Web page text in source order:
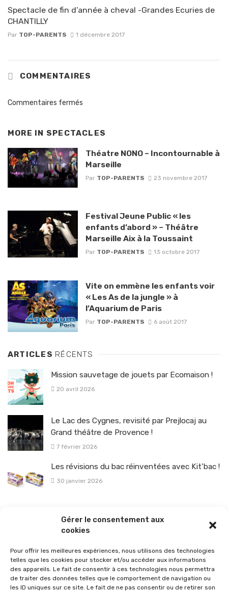
Gérer le consentement aux
cookies
Pour offrir les meilleures expériences, nous utilisons des technologies
telles que les cookies pour stocker et/ou accéder aux informations
des appareils. Le fait de consentir à ces technologies nous permettra
de traiter des données telles que le comportement de navigation ou
les ID uniques sur ce site. Le fait de ne pas consentir ou de retirer son
Spectacle de fin d’année à cheval -Grandes Ecuries de
CHANTILLY
Par TOP-PARENTS 1 décembre 2017
COMMENTAIRES
Commentaires fermés
MORE IN SPECTACLES
Théatre NONO – Incontournable à
Marseille
Par TOP-PARENTS 23 novembre 2017
Festival Jeune Public « les
enfants d’abord » – Théâtre
Marseille Aix à la Toussaint
Par TOP-PARENTS 13 octobre 2017
Vite on emmène les enfants voir
« Les As de la jungle » à
l’Aquarium de Paris
Par TOP-PARENTS 6 août 2017
ARTICLES RÉCENTS
Mission sauvetage de jouets par Ecomaison !
20 avril 2026
Le Lac des Cygnes, revisité par Prejlocaj au
Grand théâtre de Provence !
7 février 2026
Les révisions du bac réinventées avec Kit’bac !
30 janvier 2026